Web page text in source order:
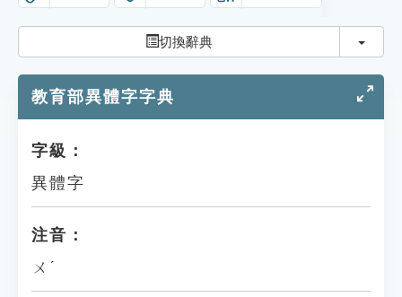
貓頭鷹博士
切換辭典 切換
教育部異體字字典
字級：
異體字
注音：
ㄨˊ